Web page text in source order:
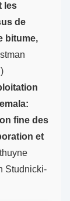
les
de
bitume,
fine des
et
Studnicki-